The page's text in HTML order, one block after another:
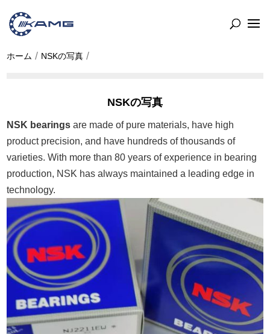
ホーム NSKの写真
NSKの写真
NSK bearings are made of pure materials, have high
product precision, and have hundreds of thousands of
varieties. With more than 80 years of experience in bearing
production, NSK has always maintained a leading edge in
technology.